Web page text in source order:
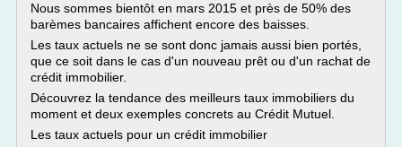
Nous sommes bientôt en mars 2015 et près de 50% des
barèmes bancaires affichent encore des baisses.
Les taux actuels ne se sont donc jamais aussi bien portés,
que ce soit dans le cas d'un nouveau prêt ou d'un rachat de
crédit immobilier.
Découvrez la tendance des meilleurs taux immobiliers du
moment et deux exemples concrets au Crédit Mutuel.
Les taux actuels pour un crédit immobilier